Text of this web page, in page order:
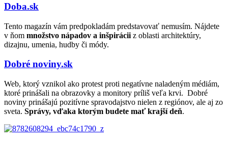
Doba.sk
Tento magazín vám predpokladám predstavovať nemusím. Nájdete
v ňom množstvo nápadov a inšpirácii z oblasti architektúry,
dizajnu, umenia, hudby či módy.
Dobré noviny.sk
Web, ktorý vznikol ako protest proti negatívne naladeným médiám,
ktoré prinášali na obrazovky a monitory príliš veľa krvi. Dobré
noviny prinášajú pozitívne spravodajstvo nielen z regiónov, ale aj zo
sveta. Správy, vďaka ktorým budete mať krajší deň.